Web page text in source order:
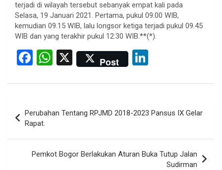
terjadi di wilayah tersebut sebanyak empat kali pada
Selasa, 19 Januari 2021. Pertama, pukul 09.00 WIB,
kemudian 09.15 WIB, lalu longsor ketiga terjadi pukul 09.45
WIB dan yang terakhir pukul 12:30 WIB.**(*).
F
ce
b
o
o
k
W
at
A
p
p
X Post
ke
dI
n
navigation
Perubahan Tentang RPJMD 2018-2023 Pansus IX Gelar
Rapat.
Pemkot Bogor Berlakukan Aturan Buka Tutup Jalan
Sudirman